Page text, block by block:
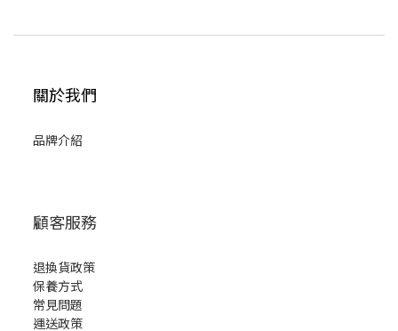
關於我們
品牌介紹
顧客服務
退換貨政策
保養方式
常見問題
運送政策